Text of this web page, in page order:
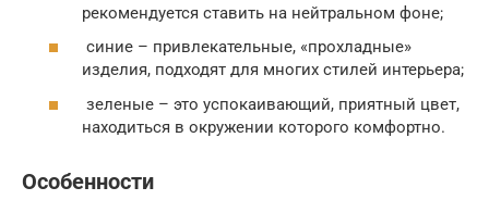
рекомендуется ставить на нейтральном фоне;
синие – привлекательные, «прохладные»
изделия, подходят для многих стилей интерьера;
зеленые – это успокаивающий, приятный цвет,
находиться в окружении которого комфортно.
Особенности